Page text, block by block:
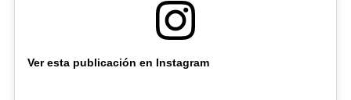
Ver esta publicación en Instagram